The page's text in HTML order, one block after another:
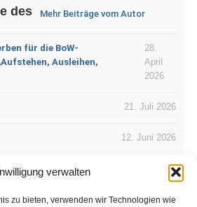
verwalten
zu bieten, verwenden wir Technologien wie
des
Mehr Beiträge vom Autor
für die BoW-
Ausleihen,
28.
April
2026
21. Juli 2026
12. Juni 2026
Dich raus 9. Juni 2026
sitzen 4. Juni 2026